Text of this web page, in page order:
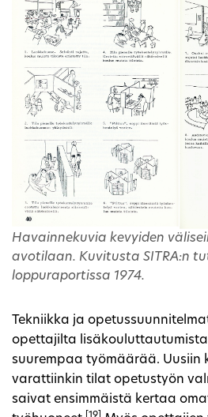
Havainnekuvia kevyiden
avotilaan. Kuvitusta SITRA:n
loppuraportissa 1974.
Tekniikka ja
opettajilta
suurempaa työmäärää. Uusiin
varattiinkin tilat opetustyön
saivat ensimmäistä kertaa